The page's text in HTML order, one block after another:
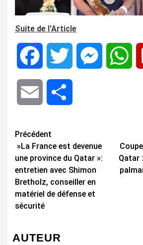
Suite de l’Article
Facebook Twitter Messenger
Email
Navigation
d’article
Précédent
»La France est devenue
une province du Qatar »:
entretien avec Shimon
Bretholz, conseiller en
matériel de défense et
sécurité
Qatar
AUTEUR